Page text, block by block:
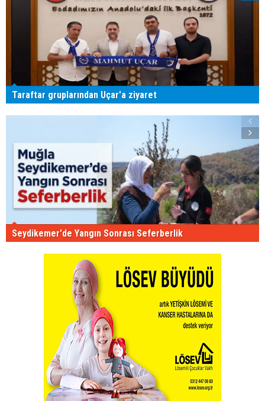
Taraftar gruplarından Uçar'a ziyaret
Seydikemer'de Yangın Sonrası Seferberlik